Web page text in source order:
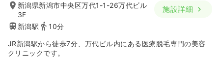
新潟県新潟市中央区万代1-1-26万代ビル
3F
新潟駅
10分
施設詳細
JR新潟駅から徒歩7分、万代ビル内にある医療脱毛専門の美容
クリニックです。